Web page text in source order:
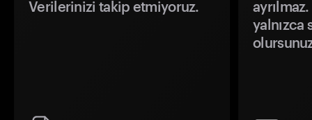
Verilerinizi takip etmiyoruz.
yalnızca